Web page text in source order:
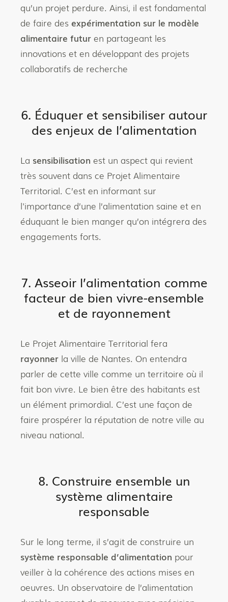
qu’un projet perdure. Ainsi, il est fondamental
de faire des expérimentation sur le modèle
alimentaire futur en partageant les
innovations et en développant des projets
collaboratifs de recherche
6. Éduquer et sensibiliser autour
des enjeux de l’alimentation
La sensibilisation est un aspect qui revient
très souvent dans ce Projet Alimentaire
Territorial. C’est en informant sur
l'importance d’une l’alimentation saine et en
éduquant le bien manger qu’on intégrera des
engagements forts.
7. Asseoir l’alimentation comme
facteur de bien vivre-ensemble
et de rayonnement
Le Projet Alimentaire Territorial fera
rayonner la ville de Nantes. On entendra
parler de cette ville comme un territoire où il
fait bon vivre. Le bien être des habitants est
un élément primordial. C’est une façon de
faire prospérer la réputation de notre ville au
niveau national.
8. Construire ensemble un
système alimentaire
responsable
Sur le long terme, il s’agit de construire un
système responsable d’alimentation pour
veiller à la cohérence des actions mises en
oeuvres. Un observatoire de l’alimentation